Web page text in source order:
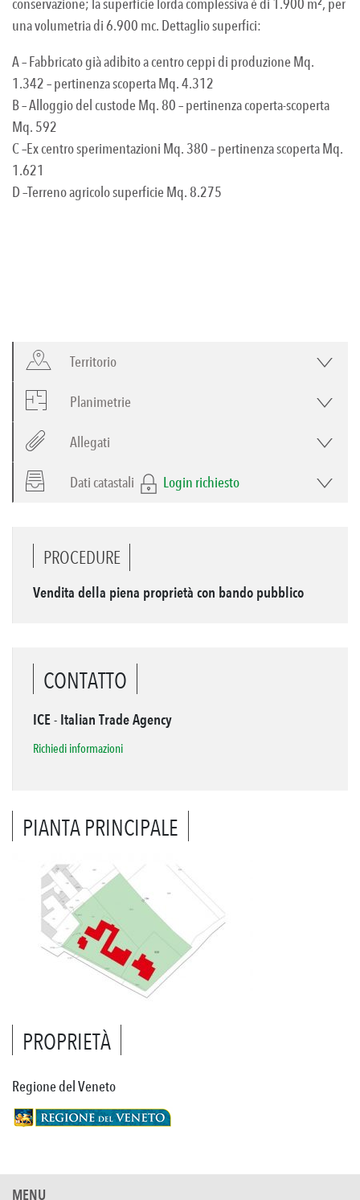
conservazione; la superficie lorda complessiva è di 1.900 m², per
una volumetria di 6.900 mc. Dettaglio superfici:
A – Fabbricato già adibito a centro ceppi di produzione Mq.
1.342 – pertinenza scoperta Mq. 4.312
B – Alloggio del custode Mq. 80 – pertinenza coperta-scoperta
Mq. 592
C –Ex centro sperimentazioni Mq. 380 – pertinenza scoperta Mq.
1.621
D –Terreno agricolo superficie Mq. 8.275
Territorio
Planimetrie
Allegati
Dati catastali Login richiesto
PROCEDURE
Vendita della piena proprietà con bando pubblico
CONTATTO
ICE - Italian Trade Agency
Richiedi informazioni
PIANTA PRINCIPALE
PROPRIETÀ
Regione del Veneto
MENU